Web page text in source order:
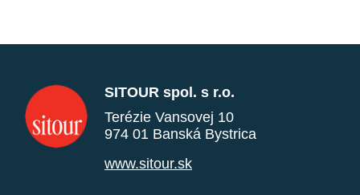
SITOUR spol. s r.o.
Terézie Vansovej 10
974 01 Banská Bystrica
www.sitour.sk